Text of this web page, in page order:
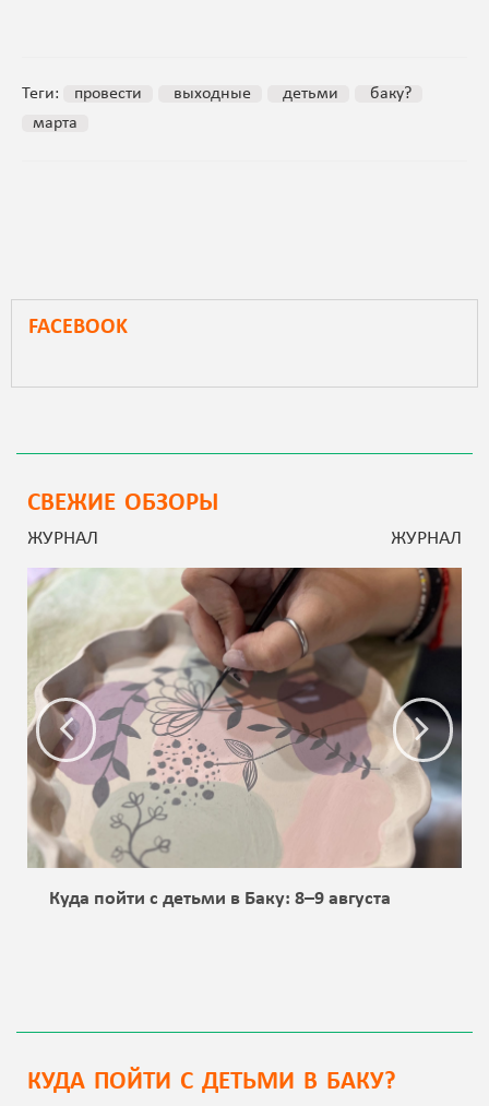
Теги: провести выходные детьми
баку?
марта
FACEBOOK
СВЕЖИЕ ОБЗОРЫ
ЖУРНАЛ ЖУРНАЛ
Куда пойти с детьми в Баку: 8–9 августа
КУДА ПОЙТИ С ДЕТЬМИ В БАКУ?